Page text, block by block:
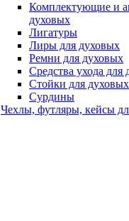
Комплектующие и
духовых
Лигатуры
Лиры для духовых
Ремни для духовых
Средства ухода для
Стойки для духовых
Сурдины
Чехлы, футляры, кейсы